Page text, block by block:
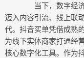
当下，数字经济
迈入内容引流、线上联
代。抖音买单凭借成熟
为线下实体商家打通经
核心数字化工具。作为